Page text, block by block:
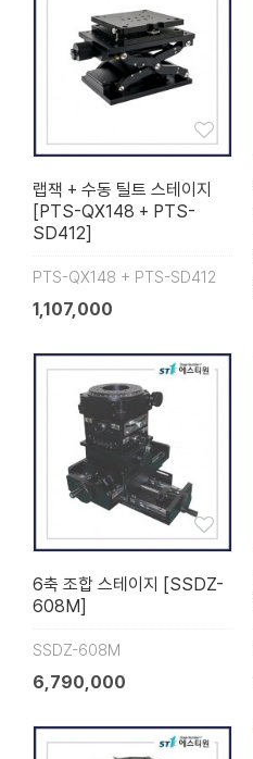
랩잭 + 수동 틸트 스테이지
[PTS-QX148 + PTS-
SD412]
PTS-QX148 + PTS-SD412
1,107,000
6축 조합 스테이지 [SSDZ-
608M]
SSDZ-608M
6,790,000